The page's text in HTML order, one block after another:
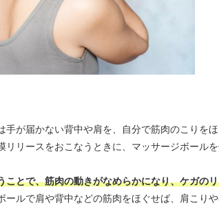
手が届かない背中や肩を、自分で筋肉のこりを
リリースをおこなうときに、マッサージボール
ことで、筋肉の動きがなめらかになり、ケガの
ールで肩や背中などの筋肉をほぐせば、肩こりや